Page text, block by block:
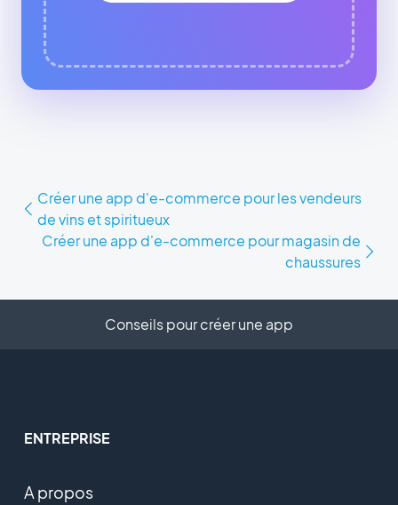
Créer une app d'e-commerce pour les vendeurs
de vins et spiritueux
Créer une app d'e-commerce pour magasin de
chaussures
Conseils pour créer une app
ENTREPRISE
A propos